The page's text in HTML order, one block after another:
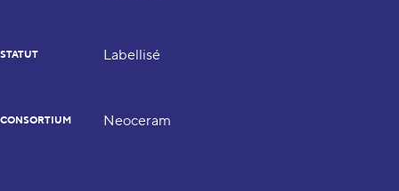
STATUT Labellisé
CONSORTIUM Neoceram